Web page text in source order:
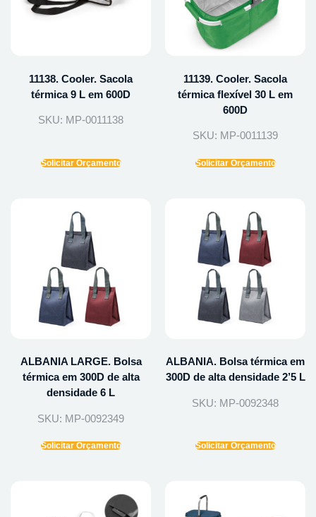
11138. Cooler. Sacola
térmica 9 L em 600D
SKU: MP-0011138
Solicitar Orçamento
11139. Cooler. Sacola
térmica flexível 30 L em
600D
SKU: MP-0011139
Solicitar Orçamento
ALBANIA LARGE. Bolsa
térmica em 300D de alta
densidade 6 L
SKU: MP-0092349
Solicitar Orçamento
ALBANIA. Bolsa térmica em
300D de alta densidade 2’5 L
SKU: MP-0092348
Solicitar Orçamento